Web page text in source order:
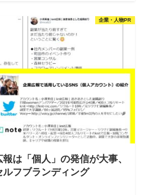
企業・人物PR
は「個人」の発信が大事、
ルフブランディング